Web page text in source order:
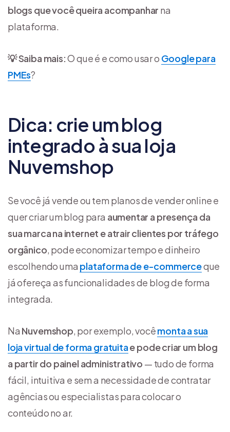
blogs que você queira acompanhar na
plataforma.
💡 Saiba mais:O que é e como usar o Google para
PMEs?
Dica: crie um blog
integrado à sua loja
Nuvemshop
Se você já vende ou tem planos de vender online e
quer criar um blog para aumentar a presença da
sua marca na internet e atrair clientes por tráfego
orgânico, pode economizar tempo e dinheiro
escolhendo uma plataforma de e-commerceque
já ofereça as funcionalidades de blog de forma
integrada.
Na Nuvemshop, por exemplo, vocêmonta a sua
loja virtual de forma gratuitae pode criar um blog
a partir do painel administrativo — tudo de forma
fácil, intuitiva e sem a necessidade de contratar
agências ou especialistas para colocar o
conteúdo no ar.